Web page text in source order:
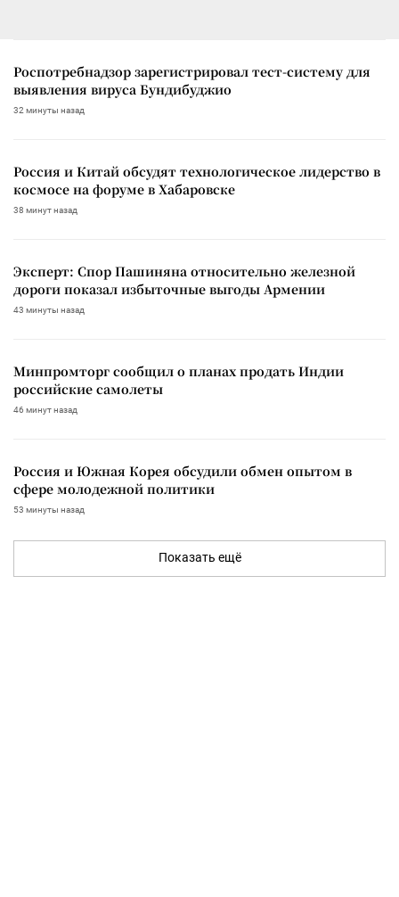
Роспотребнадзор зарегистрировал тест-систему для
выявления вируса Бундибуджио
32 минуты назад
Россия и Китай обсудят технологическое лидерство в
космосе на форуме в Хабаровске
38 минут назад
Эксперт: Спор Пашиняна относительно железной
дороги показал избыточные выгоды Армении
43 минуты назад
Минпромторг сообщил о планах продать Индии
российские самолеты
46 минут назад
Россия и Южная Корея обсудили обмен опытом в
сфере молодежной политики
53 минуты назад
Показать ещё